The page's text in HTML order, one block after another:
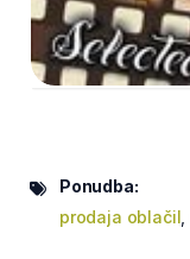
Ponudba:
prodaja oblačil